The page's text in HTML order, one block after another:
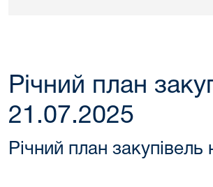
Річний план
21.07.2025
Річний план